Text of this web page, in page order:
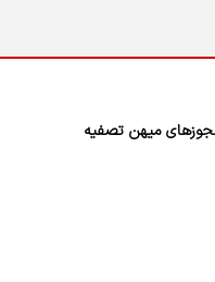
میهن تصفیه